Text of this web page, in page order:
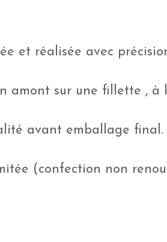
et réalisée avec
amont sur une fillette , à
avant emballage final.
(confection non